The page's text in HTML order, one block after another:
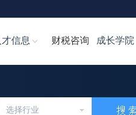
才信息 财税咨询 成长学院
选择行业